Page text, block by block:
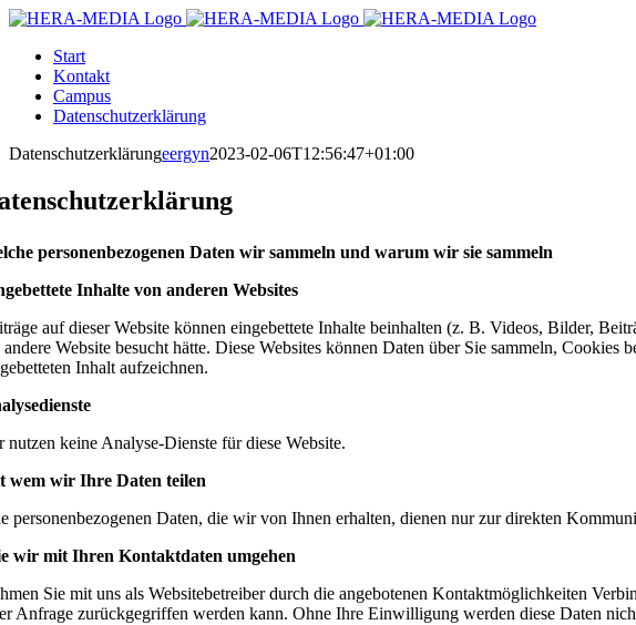
Zum
springenStart
Kontakt
Campus
Datenschutzerklärung
Datenschutzerklärungeergyn2023-02-06T12:56:47+01:00
personenbezogenen Daten wir sammeln und warum wir sie sammeln
Inhalte von anderen Websites
auf dieser Website können eingebettete Inhalte beinhalten (z. B. Videos, Bilder,
andere Website besucht hätte. Diese Websites können Daten über Sie sammeln,
Inhalt aufzeichnen.
nutzen keine Analyse-Dienste für diese Website.
wem wir Ihre Daten teilen
personenbezogenen Daten, die wir von Ihnen erhalten, dienen nur zur direkten
wir mit Ihren Kontaktdaten umgehen
Sie mit uns als Websitebetreiber durch die angebotenen Kontaktmöglichkeiten
Anfrage zurückgegriffen werden kann. Ohne Ihre Einwilligung werden diese Daten